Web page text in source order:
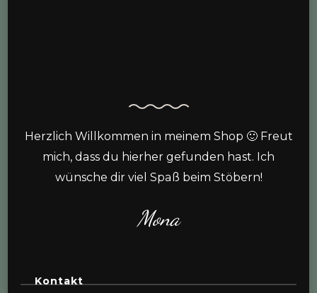
Herzlich Willkommen in meinem Shop 🙂 Freut
mich, dass du hierher gefunden hast. Ich
wünsche dir viel Spaß beim Stöbern!
Mona
Kontakt